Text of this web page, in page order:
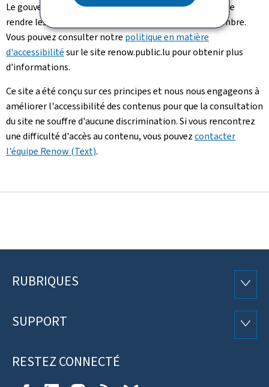
Le gouvernement luxembourgeois poursuit l'objectif de
rendre les sites internet accessibles au plus grand nombre.
Vous pouvez consulter notre politique en matière
d'accessibilitésur le site renow.public.lu pour obtenir plus
d'informations.
Ce site a été conçu sur ces principes et nous nous engageons à
améliorer l'accessibilité des contenus pour que la consultation
du site ne souffre d'aucune discrimination. Si vous rencontrez
une difficulté d'accès au contenu, vous pouvezcontacter
l'équipe Renow (Text).
Pied
page
RUBRIQUES
SUPPORT
RESTEZ CONNECTÉ